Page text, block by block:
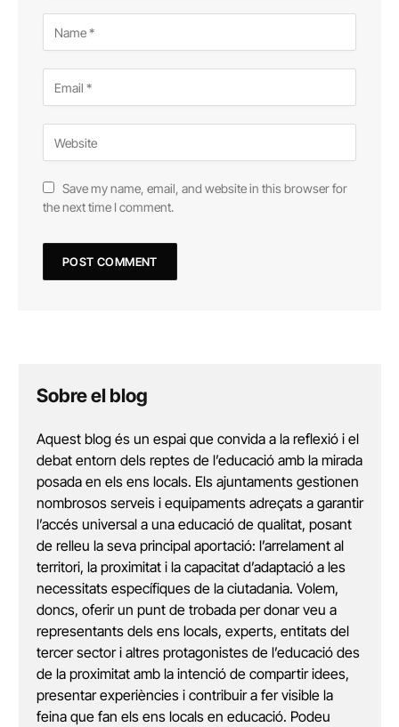
Save my name, email, and website in this browser for
the next time I comment.
Sobre el blog
Aquest blog és un espai que convida a la reflexió i el
debat entorn dels reptes de l’educació amb la mirada
posada en els ens locals. Els ajuntaments gestionen
nombrosos serveis i equipaments adreçats a garantir
l’accés universal a una educació de qualitat, posant
de relleu la seva principal aportació: l’arrelament al
territori, la proximitat i la capacitat d’adaptació a les
necessitats específiques de la ciutadania. Volem,
doncs, oferir un punt de trobada per donar veu a
representants dels ens locals, experts, entitats del
tercer sector i altres protagonistes de l’educació des
de la proximitat amb la intenció de compartir idees,
presentar experiències i contribuir a fer visible la
feina que fan els ens locals en educació. Podeu